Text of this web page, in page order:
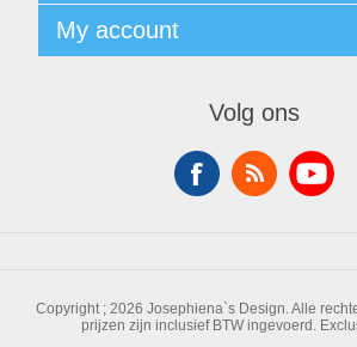
Over Josephiena
Contact us
Recently viewed products
Check gift card balance
My account
Volg ons
Copyright ; 2026 Josephiena`s Design. Alle
prijzen zijn inclusief BTW ingevoerd.